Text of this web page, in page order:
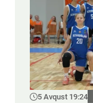
5 Avqust 19:24